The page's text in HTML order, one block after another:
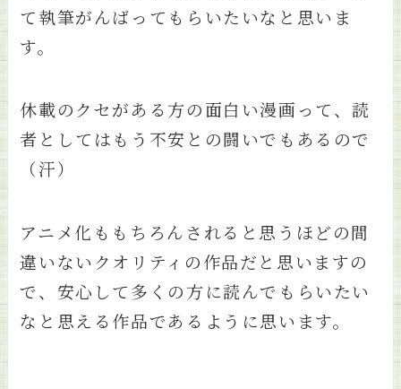
て執筆がんばってもらいたいなと思いま
す。
休載のクセがある方の面白い漫画って、読
者としてはもう不安との闘いでもあるので
（汗）
アニメ化ももちろんされると思うほどの間
違いないクオリティの作品だと思いますの
で、安心して多くの方に読んでもらいたい
なと思える作品であるように思います。